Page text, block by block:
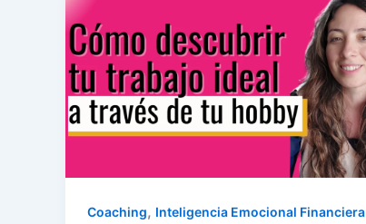
Coaching, Inteligencia Emocional Financiera